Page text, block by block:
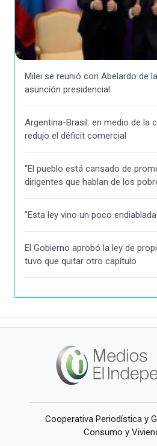
Milei se reunió con Abelardo de
asunción presidencial
Argentina-Brasil: en medio de la
redujo el déficit comercial
"El pueblo está cansado de
dirigentes que hablan de los
"Esta ley vino un poco
El Gobierno aprobó la ley de
tuvo que quitar otro capítulo
Cooperativa Periodística y
Consumo y